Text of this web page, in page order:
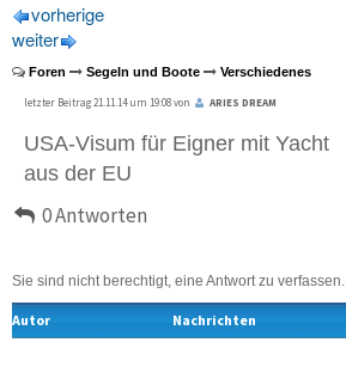
vorherige
weiter
Foren Segeln und Boote Verschiedenes
letzter Beitrag 21.11.14 um 19:08 von ARIES DREAM
USA-Visum für Eigner mit Yacht
aus der EU
0 Antworten
Sie sind nicht berechtigt, eine Antwort zu verfassen.
Autor Nachrichten